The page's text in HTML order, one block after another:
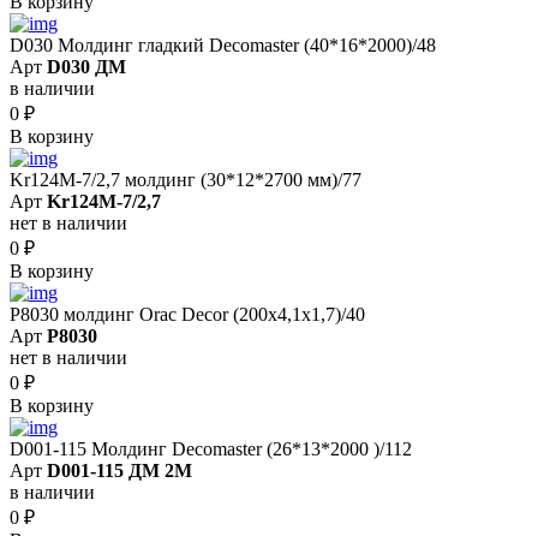
D030 Молдинг гладкий Decomaster (40*16*2000)/48
Арт D030 ДМ
в наличии
0 ₽
В корзину
Kr124M-7/2,7 молдинг (30*12*2700 мм)/77
Арт Kr124M-7/2,7
нет в наличии
0 ₽
В корзину
P8030 молдинг Orac Decor (200x4,1x1,7)/40
Арт P8030
нет в наличии
0 ₽
В корзину
D001-115 Молдинг Decomaster (26*13*2000 )/112
Арт D001-115 ДМ 2М
в наличии
0 ₽